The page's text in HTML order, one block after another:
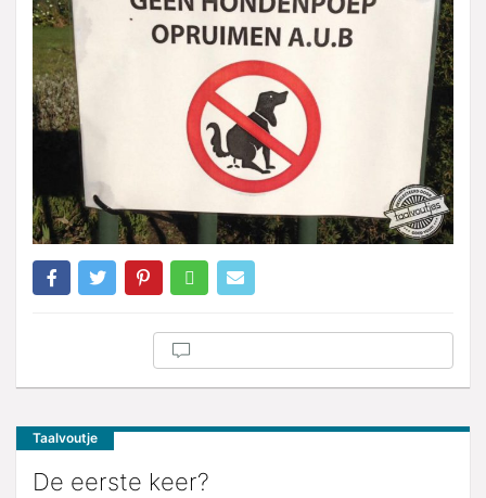
Taalvoutje
De eerste keer?